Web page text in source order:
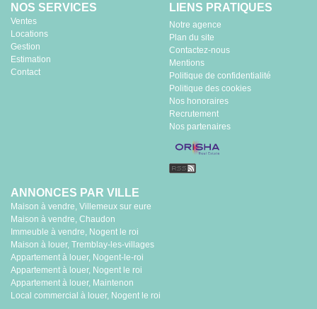
NOS SERVICES
Ventes
Locations
Gestion
Estimation
Contact
LIENS PRATIQUES
Notre agence
Plan du site
Contactez-nous
Mentions
Politique de confidentialité
Politique des cookies
Nos honoraires
Recrutement
Nos partenaires
ANNONCES PAR VILLE
Maison à vendre, Villemeux sur eure
Maison à vendre, Chaudon
Immeuble à vendre, Nogent le roi
Maison à louer, Tremblay-les-villages
Appartement à louer, Nogent-le-roi
Appartement à louer, Nogent le roi
Appartement à louer, Maintenon
Local commercial à louer, Nogent le roi